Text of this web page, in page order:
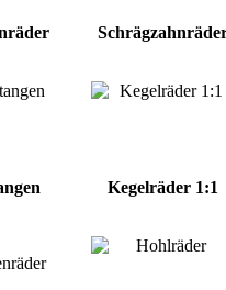
Kegelräder 1:1